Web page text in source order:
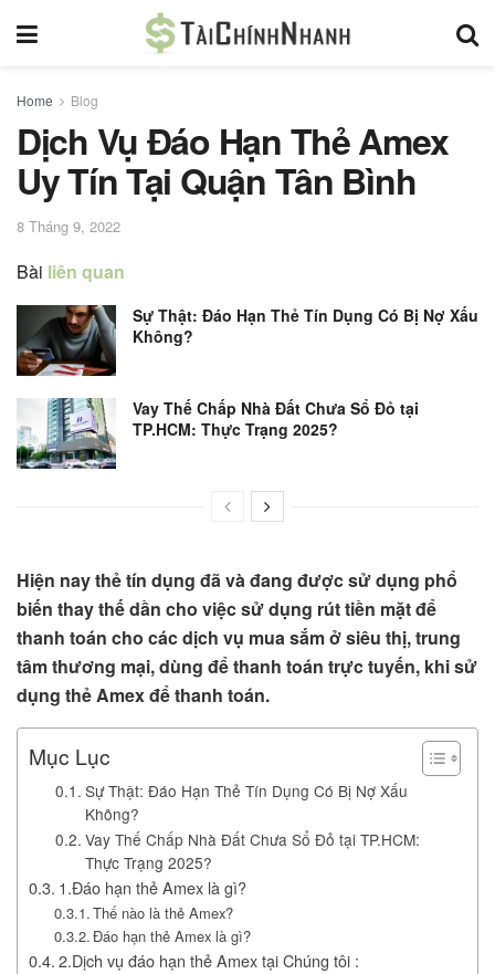
Home Blog
Dịch Vụ Đáo Hạn Thẻ Amex
Uy Tín Tại Quận Tân Bình
8 Tháng 9, 2022
Bài liên quan
Sự Thật: Đáo Hạn Thẻ Tín Dụng Có Bị Nợ Xấu
Không?
Vay Thế Chấp Nhà Đất Chưa Sổ Đỏ tại
TP.HCM: Thực Trạng 2025?
Hiện nay thẻ tín dụng đã và đang được sử dụng phổ
biến thay thế dần cho việc sử dụng rút tiền mặt để
thanh toán cho các dịch vụ mua sắm ở siêu thị, trung
tâm thương mại, dùng để thanh toán trực tuyến, khi sử
dụng thẻ Amex để thanh toán.
Mục Lục
Sự Thật: Đáo Hạn Thẻ Tín Dụng Có Bị Nợ Xấu
Không?
Vay Thế Chấp Nhà Đất Chưa Sổ Đỏ tại TP.HCM:
Thực Trạng 2025?
1.Đáo hạn thẻ Amex là gì?
Thế nào là thẻ Amex?
Đáo hạn thẻ Amex là gì?
2.Dịch vụ đáo hạn thẻ Amex tại Chúng tôi :